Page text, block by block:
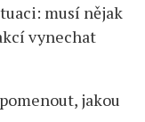
musí nějak
vynechat
jakou